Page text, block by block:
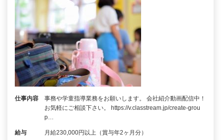
仕事内容
事務や学童指導業務をお願いします。 会社紹介動画配信中！
お気軽にご相談下さい。 https://v.classtream.jp/create-grou
p…
給与 月給230,000円以上（賞与年2ヶ月分）